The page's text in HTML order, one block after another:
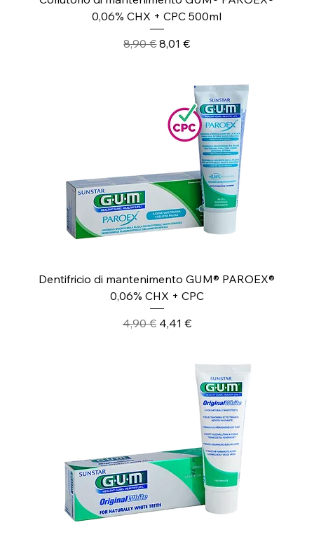
0,06% CHX + CPC 500ml
Prezzo regolare
8,90 €Prezzo scontato
8,01 €
Dentifricio di mantenimento GUM® PAROEX®
0,06% CHX + CPC
Prezzo regolare
4,90 € Prezzo scontato
4,41 €